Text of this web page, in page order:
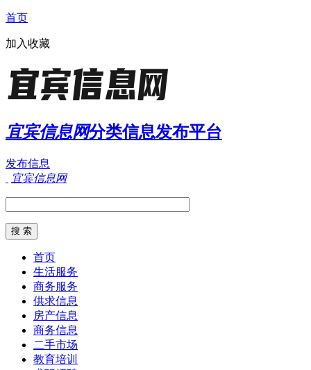
首页
加入收藏
宜宾信息网分类信息发布平台
发布信息
宜宾信息网
首页
生活服务
商务服务
供求信息
房产信息
商务信息
二手市场
教育培训